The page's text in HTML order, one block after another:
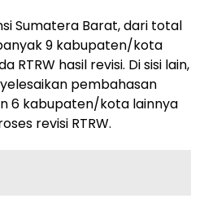
Sumatera Barat, dari total
9 kabupaten/kota
RTRW hasil revisi. Di sisi lain,
pembahasan
6 kabupaten/kota lainnya
revisi RTRW.